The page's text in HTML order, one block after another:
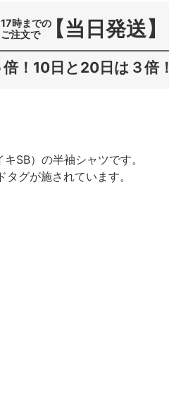
17時までの
ご注文で 【当日発送】
！10日と20日は３倍！
SB）の半袖シャツです。
グが施されています。